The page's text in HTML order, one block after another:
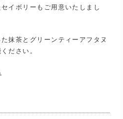
イボリーもご用意いたしまし
抹茶とグリーンティーアフタヌ
ださい。